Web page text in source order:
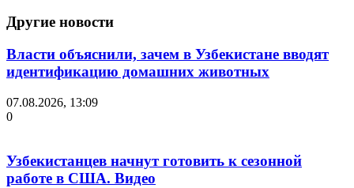
Другие новости
Власти объяснили, зачем в Узбекистане вводят
идентификацию домашних животных
07.08.2026, 13:09
0
Узбекистанцев начнут готовить к сезонной
работе в США. Видео